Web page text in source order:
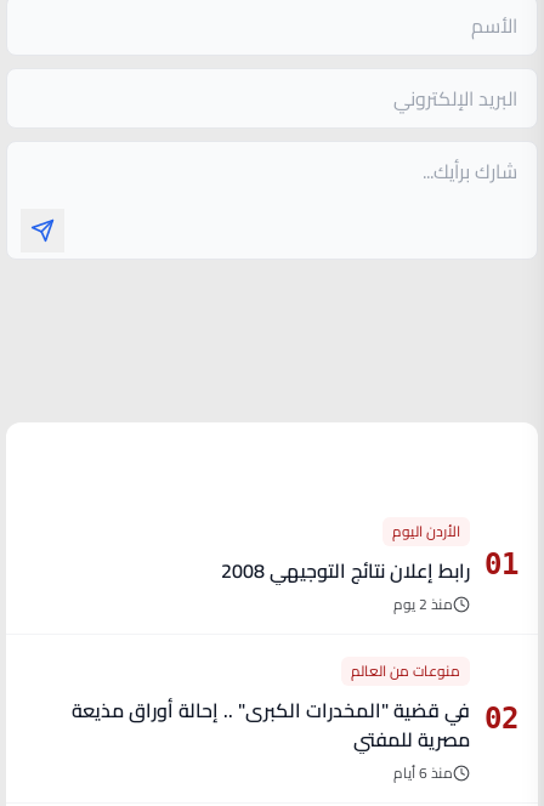
01
الأردن اليوم
رابط إعلان نتائج التوجيهي 2008
منذ 2 يوم
02
منوعات من العالم
في قضية "المخدرات الكبرى" .. إحالة أوراق مذيعة
مصرية للمفتي
منذ 6 أيام